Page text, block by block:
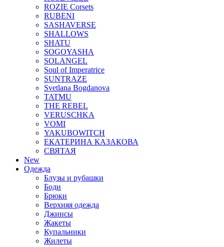
ROZIE Corsets
RUBENI
SASHAVERSE
SHALLOWS
SHATU
SOGOYASHA
SOLANGEL
Soul of Imperatrice
SUNTRAZE
Svetlana Bogdanova
TATMU
THE REBEL
VERUSCHKA
VOMI
YAKUBOWITCH
ЕКАТЕРИНА КАЗАКОВА
СВЯТАЯ
New
Одежда
Блузы и рубашки
Боди
Брюки
Верхняя одежда
Джинсы
Жакеты
Купальники
Жилеты